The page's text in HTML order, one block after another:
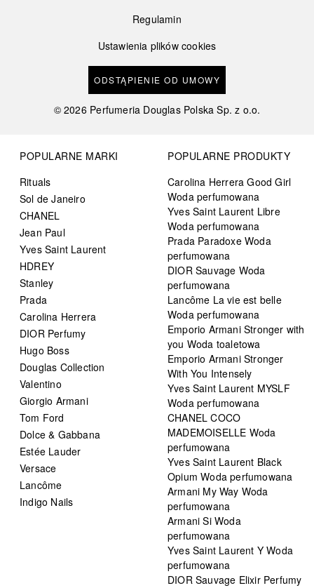
Regulamin
Ustawienia plików cookies
ODSTĄPIENIE OD UMOWY
©2026 Perfumeria Douglas Polska Sp. z o.o.
POPULARNE MARKI
Rituals
Sol de Janeiro
CHANEL
Jean Paul
Yves Saint Laurent
HDREY
Stanley
Prada
Carolina Herrera
DIOR Perfumy
Hugo Boss
Douglas Collection
Valentino
Giorgio Armani
Tom Ford
Dolce & Gabbana
Estée Lauder
Versace
Lancôme
Indigo Nails
POPULARNE PRODUKTY
Carolina Herrera Good Girl
Woda perfumowana
Yves Saint Laurent Libre
Woda perfumowana
Prada Paradoxe Woda
perfumowana
DIOR Sauvage Woda
perfumowana
Lancôme La vie est belle
Woda perfumowana
Emporio Armani Stronger with
you Woda toaletowa
Emporio Armani Stronger
With You Intensely
Yves Saint Laurent MYSLF
Woda perfumowana
CHANEL COCO
MADEMOISELLE Woda
perfumowana
Yves Saint Laurent Black
Opium Woda perfumowana
Armani My Way Woda
perfumowana
Armani Si Woda
perfumowana
Yves Saint Laurent Y Woda
perfumowana
DIOR Sauvage Elixir Perfumy